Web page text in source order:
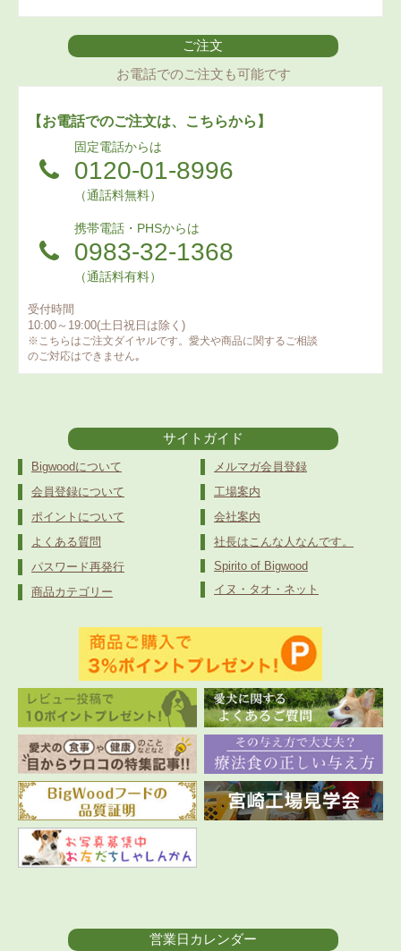
ご注文
お電話でのご注文も可能です
【お電話でのご注文は、こちらから】
固定電話からは
0120-01-8996
（通話料無料）
携帯電話・PHSからは
0983-32-1368
（通話料有料）
受付時間
10:00～19:00(土日祝日は除く)
※こちらはご注文ダイヤルです。愛犬や商品に関するご相談
のご対応はできません｡
サイトガイド
Bigwoodについて
会員登録について
ポイントについて
よくある質問
パスワード再発行
商品カテゴリー
メルマガ会員登録
工場案内
会社案内
社長はこんな人なんです。
Spirito of Bigwood
イヌ・タオ・ネット
営業日カレンダー